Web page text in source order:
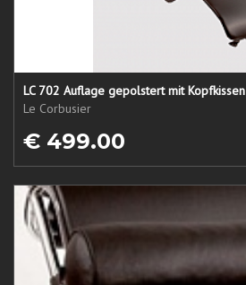
LC 702 Auflage gepolstert mit Kopfkissen
Le Corbusier
€ 499.00